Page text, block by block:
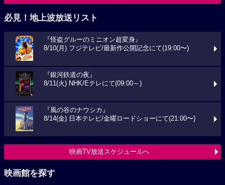
必見！地上波放送リスト
『怪盗グルーのミニオン超変身』
8/10(月) フジテレビ/最新作公開記念にて(19:00〜)
『銀河鉄道の夜』
8/11(火) NHK/Eテレにて(09:00～)
『風の谷のナウシカ』
8/14(金) 日本テレビ/金曜ロードショーにて(21:00〜)
映画TV放送スケジュールへ
映画館を探す